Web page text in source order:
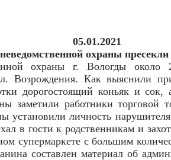
05.01.2021
охраны
охраны г. Вологды около
Возрождения. Как выяснили
дорогостоящий коньяк и
заметили работники торговой
установили личность
в гости к родственникам и
супермаркете с большим
составлен материал об